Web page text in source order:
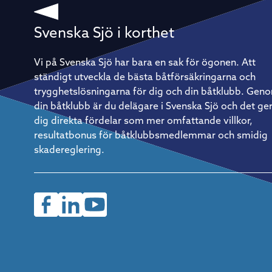
något. Doublehanded är raka motsatsen. – Det är aldrig
vila – det är det som är så kul, säger han. Det innebär förstås
också att förberedelserna väger tyngre. Allt ombord måste
vara genomtänkt, från rigg och segeltrim till rutiner för att
och sova. Vila är också en taktik På ett lopp av Gotland Runts
kaliber – flera hundra nautiska mil runt en hel ö – räcker det
inte att bara vara duktig på att segla. Återhämtning blir lika
strategisk som vindtaktik. – Vi kör ett rullande schema med
tre timmars segling följt av tre timmars vila. Det måste få
vara flexibelt i praktiken, men fasta rutiner är avgörande för
att verkligen återhämta sig ordentligt. Så kommer du igång
Christian Harding är tydlig med rådet till den som vill prova
på: börja enkelt. En mindre, lätthanterlig båt och en pålitlig
kompis med rätt inställning är allt som behövs för att ta de
första stegen. Saknar man egen båt finns det ofta möjlighet
att hoppa på som gast hos en erfaren båtägare – ett utmärkt
sätt att lära sig formatet inifrån innan man investerar i eget
material.
Svenska Sjö i korthet
Vi på Svenska Sjö har bara en sak för ögonen. Att
ständigt utveckla de bästa båtförsäkringarna och
trygghetslösningarna för dig och din båtklubb.
din båtklubb är du delägare i Svenska Sjö och det ger
dig direkta fördelar som mer omfattande villkor,
resultatbonus för båtklubbsmedlemmar och smidig
skadereglering.